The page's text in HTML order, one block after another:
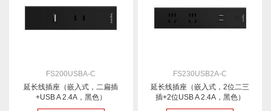
FS200USBA-C
延长线插座（嵌入式，二扁插
+USB A 2.4A，黑色）
FS230USB2A-C
延长线插座（嵌入式，2位二三
插+2位USB A 2.4A，黑色）